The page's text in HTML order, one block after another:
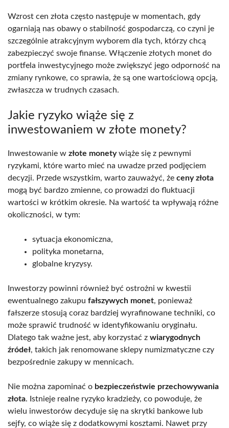
Wzrost cen złota często następuje w momentach, gdy
ogarniają nas obawy o stabilność gospodarczą, co czyni je
szczególnie atrakcyjnym wyborem dla tych, którzy chcą
zabezpieczyć swoje finanse. Włączenie złotych monet do
portfela inwestycyjnego może zwiększyć jego odporność na
zmiany rynkowe, co sprawia, że są one wartościową opcją,
zwłaszcza w trudnych czasach.
Jakie ryzyko wiąże się z
inwestowaniem w złote monety?
Inwestowanie w złote monetywiąże się z pewnymi
ryzykami, które warto mieć na uwadze przed podjęciem
decyzji. Przede wszystkim, warto zauważyć, że ceny złota
mogą być bardzo zmienne, co prowadzi do fluktuacji
wartości w krótkim okresie. Na wartość ta wpływają różne
okoliczności, w tym:
sytuacja ekonomiczna,
polityka monetarna,
globalne kryzysy.
Inwestorzy powinni również być ostrożni w kwestii
ewentualnego zakupu fałszywych monet, ponieważ
fałszerze stosują coraz bardziej wyrafinowane techniki, co
może sprawić trudność w identyfikowaniu oryginału.
Dlatego tak ważne jest, aby korzystać z wiarygodnych
źródeł, takich jak renomowane sklepy numizmatyczne czy
bezpośrednie zakupy w mennicach.
Nie można zapominać o bezpieczeństwie przechowywania
złota. Istnieje realne ryzyko kradzieży, co powoduje, że
wielu inwestorów decyduje się na skrytki bankowe lub
sejfy, co wiąże się z dodatkowymi kosztami. Nawet przy